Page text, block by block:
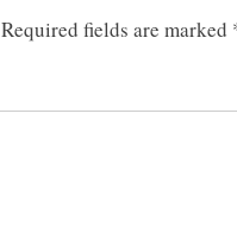
Required fields are marked